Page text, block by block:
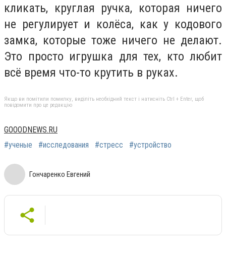
кликать, круглая ручка, которая ничего
не регулирует и колёса, как у кодового
замка, которые тоже ничего не делают.
Это просто игрушка для тех, кто любит
всё время что-то крутить в руках.
Якщо ви помітили помилку, виділіть необхідний текст і натисніть Ctrl + Enter, щоб
повідомити про це редакцію
GOOODNEWS.RU
#ученые
#исследования #стресс #устройство
Гончаренко Евгений